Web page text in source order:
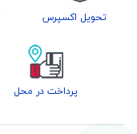
تحویل اکسپرس
پرداخت در محل